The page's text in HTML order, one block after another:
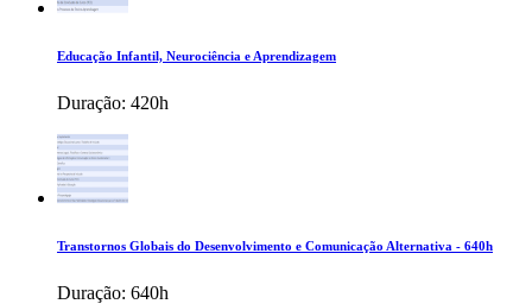
Educação Infantil, Neurociência e Aprendizagem
Duração: 420h
Transtornos Globais do Desenvolvimento e Comunicação Alternativa - 640h
Duração: 640h